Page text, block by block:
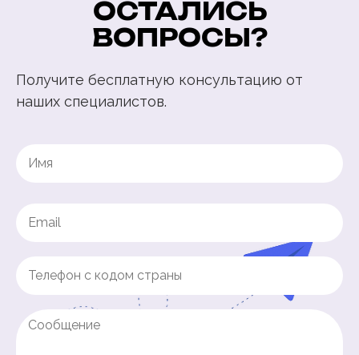
ОСТАЛИСЬ
ВОПРОСЫ?
Получите бесплатную консультацию от
наших специалистов.
(Обязательно)
Untitled